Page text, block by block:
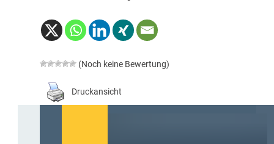
(Noch keine Bewertung)
Druckansicht